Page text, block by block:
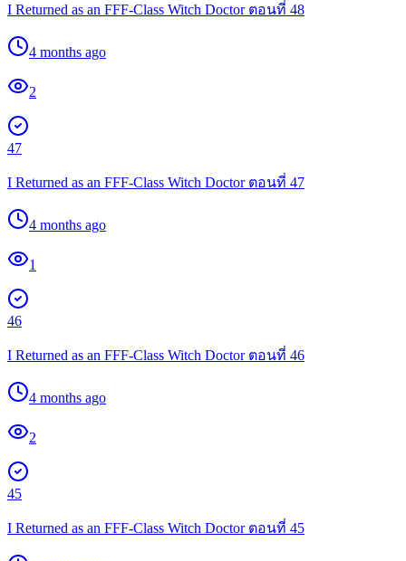
I Returned as an FFF-Class Witch Doctor ตอนที่ 48
4 months ago
2
47
I Returned as an FFF-Class Witch Doctor ตอนที่ 47
4 months ago
1
46
I Returned as an FFF-Class Witch Doctor ตอนที่ 46
4 months ago
2
45
I Returned as an FFF-Class Witch Doctor ตอนที่ 45